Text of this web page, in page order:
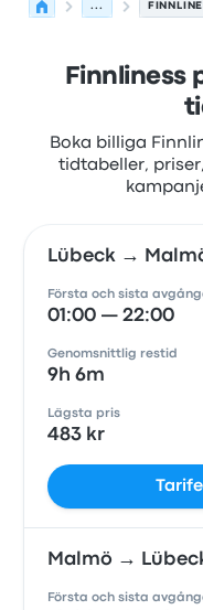
...
Finnliness
Boka billiga
tidtabeller,
Lübeck →
Första och sista
01:00 — 22:00
Genomsnittlig restid
9h 6m
Lägsta pris
483 kr
Malmö →
Första och sista